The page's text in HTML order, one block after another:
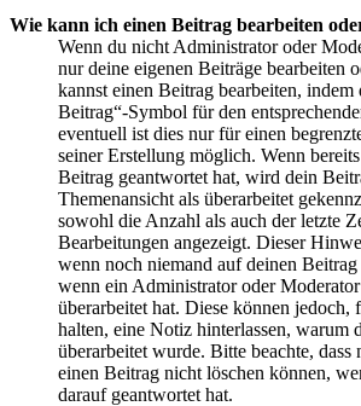
Wie kann ich einen Beitrag bearbeiten
Wenn du nicht Administrator oder
nur deine eigenen Beiträge bearbeiten
kannst einen Beitrag bearbeiten, indem
Beitrag“-Symbol für den
eventuell ist dies nur für einen
seiner Erstellung möglich. Wenn
Beitrag geantwortet hat, wird dein
Themenansicht als überarbeitet
sowohl die Anzahl als auch der letzte
Bearbeitungen angezeigt. Dieser
wenn noch niemand auf deinen
wenn ein Administrator oder
überarbeitet hat. Diese können jedoch,
halten, eine Notiz hinterlassen, warum
überarbeitet wurde. Bitte beachte, dass
einen Beitrag nicht löschen können,
darauf geantwortet hat.